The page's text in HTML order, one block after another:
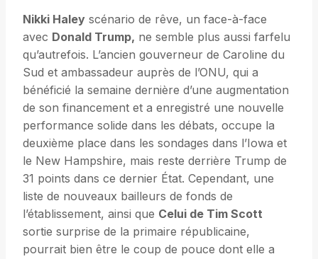
Nikki Haley scénario de rêve, un face-à-face
avec Donald Trump, ne semble plus aussi farfelu
qu’autrefois. L’ancien gouverneur de Caroline du
Sud et ambassadeur auprès de l’ONU, qui a
bénéficié la semaine dernière d’une augmentation
de son financement et a enregistré une nouvelle
performance solide dans les débats, occupe la
deuxième place dans les sondages dans l’Iowa et
le New Hampshire, mais reste derrière Trump de
31 points dans ce dernier État. Cependant, une
liste de nouveaux bailleurs de fonds de
l’établissement, ainsi que Celui de Tim Scott
sortie surprise de la primaire républicaine,
pourrait bien être le coup de pouce dont elle a